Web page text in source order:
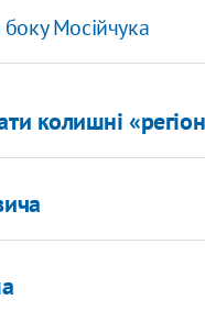
Мосійчука
колишні